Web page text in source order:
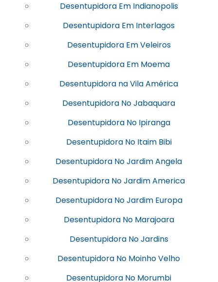
Desentupidora Em Indianopolis
Desentupidora Em Interlagos
Desentupidora Em Veleiros
Desentupidora Em Moema
Desentupidora na Vila América
Desentupidora No Jabaquara
Desentupidora No Ipiranga
Desentupidora No Itaim Bibi
Desentupidora No Jardim Angela
Desentupidora No Jardim America
Desentupidora No Jardim Europa
Desentupidora No Marajoara
Desentupidora No Jardins
Desentupidora No Moinho Velho
Desentupidora No Morumbi